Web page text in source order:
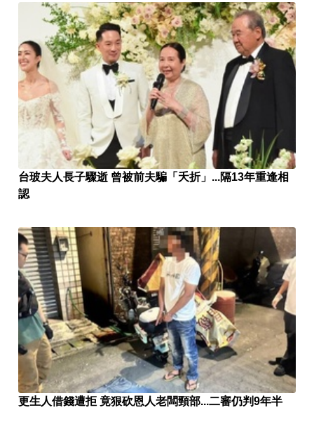
台玻夫人長子驟逝 曾被前夫騙「夭折」...隔13年重逢相
認
更生人借錢遭拒 竟狠砍恩人老闆頸部...二審仍判9年半